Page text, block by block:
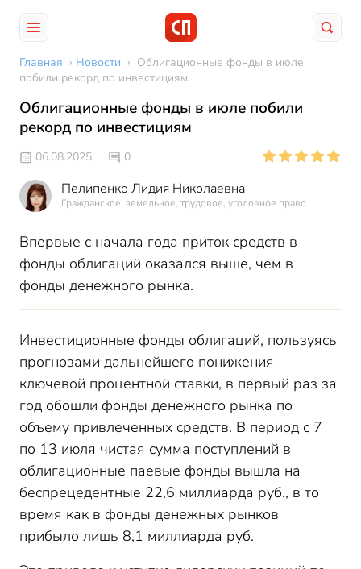
Главная › Новости › Облигационные фонды в июле
побили рекорд по инвестициям
Облигационные фонды в июле побили
рекорд по инвестициям
06.08.2025 0
Пелипенко Лидия Николаевна
Гражданское, земельное, трудовое, уголовное право
Впервые с начала года приток средств в
фонды облигаций оказался выше, чем в
фонды денежного рынка.
Инвестиционные фонды облигаций, пользуясь
прогнозами дальнейшего понижения
ключевой процентной ставки, в первый раз за
год обошли фонды денежного рынка по
объему привлеченных средств. В период с 7
по 13 июля чистая сумма поступлений в
облигационные паевые фонды вышла на
беспрецедентные 22,6 миллиарда руб., в то
время как в фонды денежных рынков
прибыло лишь 8,1 миллиарда руб.